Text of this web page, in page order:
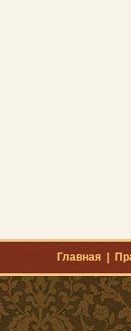
Главная|